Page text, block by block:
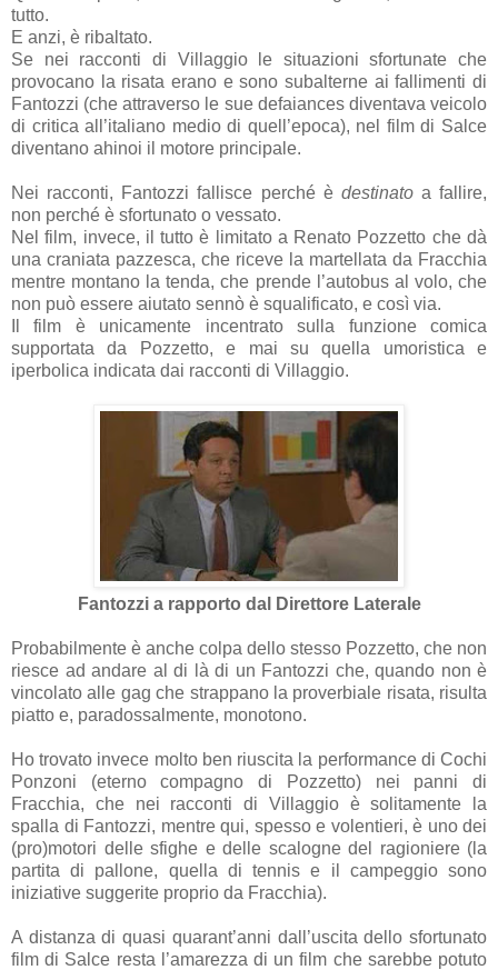
tutto.
E anzi, è ribaltato.
Se nei racconti di Villaggio le situazioni sfortunate che
provocano la risata erano e sono subalterne ai fallimenti di
Fantozzi (che attraverso le sue defaiances diventava veicolo
di critica all’italiano medio di quell’epoca), nel film di Salce
diventano ahinoi il motore principale.
Nei racconti, Fantozzi fallisce perché è destinatoa fallire,
non perché è sfortunato o vessato.
Nel film, invece, il tutto è limitato a Renato Pozzetto che dà
una craniata pazzesca, che riceve la martellata da Fracchia
mentre montano la tenda, che prende l’autobus al volo, che
non può essere aiutato sennò è squalificato, e così via.
Il film è unicamente incentrato sulla funzione comica
supportata da Pozzetto, e mai su quella umoristica e
iperbolica indicata dai racconti di Villaggio.
Fantozzi a rapporto dal Direttore Laterale
Probabilmente è anche colpa dello stesso Pozzetto, che non
riesce ad andare al di là di un Fantozzi che, quando non è
vincolato alle gag che strappano la proverbiale risata, risulta
piatto e, paradossalmente, monotono.
Ho trovato invece molto ben riuscita la performance di Cochi
Ponzoni (eterno compagno di Pozzetto) nei panni di
Fracchia, che nei racconti di Villaggio è solitamente la
spalla di Fantozzi, mentre qui, spesso e volentieri, è uno dei
(pro)motori delle sfighe e delle scalogne del ragioniere (la
partita di pallone, quella di tennis e il campeggio sono
iniziative suggerite proprio da Fracchia).
A distanza di quasi quarant’anni dall’uscita dello sfortunato
film di Salce resta l’amarezza di un film che sarebbe potuto